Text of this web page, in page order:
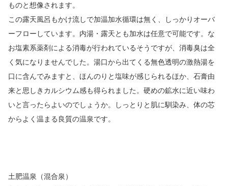
ものと想像されます。
この露天風呂もかけ流しで加温加水循環は無く、しっかりオーバ
ーフローしています。内湯・露天とも加水は任意で可能です。な
お塩素系薬剤による消毒が行われているそうですが、消毒臭は全
く気になりませんでした。湯口から出てくる無色透明の激熱湯を
口に含んでみますと、ほんのりと塩味が感じられるほか、石膏由
来と思しきカルシウム感も得られました。硬めの鉱水に近い味わ
いと言ったらよいのでしょうか。しっとりと肌に馴染み、体の芯
からよく温まる良質の温泉です。
土肥温泉（混合泉）